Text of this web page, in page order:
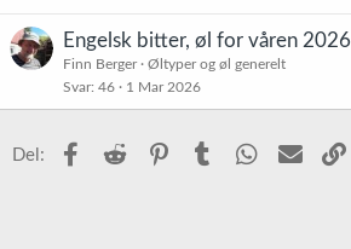
Engelsk bitter, øl for våren 2026
Finn Berger
Øltyper og øl generelt
Svar 46 1 Mar 2026
Del: Facebook
Reddit PinterestTumblr WhatsApp
E-post